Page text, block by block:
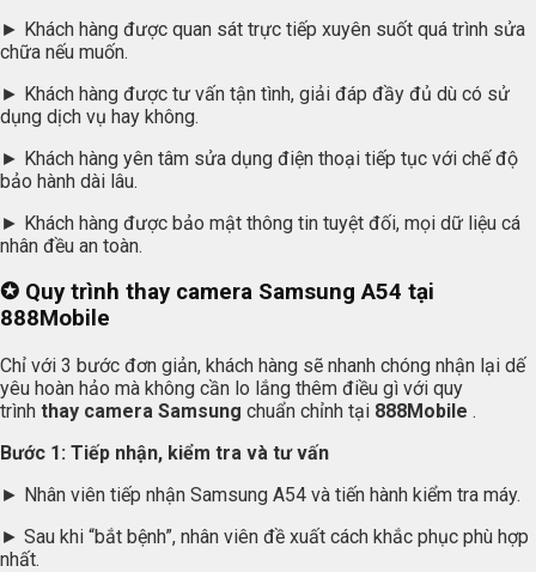
► Khách hàng được quan sát trực tiếp xuyên suốt quá trình sửa
chữa nếu muốn.
► Khách hàng được tư vấn tận tình, giải đáp đầy đủ dù có sử
dụng dịch vụ hay không.
► Khách hàng yên tâm sửa dụng điện thoại tiếp tục với chế độ
bảo hành dài lâu.
► Khách hàng được bảo mật thông tin tuyệt đối, mọi dữ liệu cá
nhân đều an toàn.
✪ Quy trình thay camera Samsung A54 tại
888Mobile
Chỉ với 3 bước đơn giản, khách hàng sẽ nhanh chóng nhận lại dế
yêu hoàn hảo mà không cần lo lắng thêm điều gì với quy
trình thay camera Samsung chuẩn chỉnh tại 888Mobile .
Bước 1: Tiếp nhận, kiểm tra và tư vấn
► Nhân viên tiếp nhận Samsung A54 và tiến hành kiểm tra máy.
► Sau khi “bắt bệnh”, nhân viên đề xuất cách khắc phục phù hợp
nhất.